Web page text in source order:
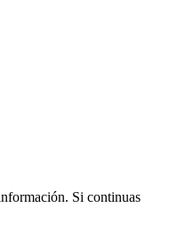
Si continuas